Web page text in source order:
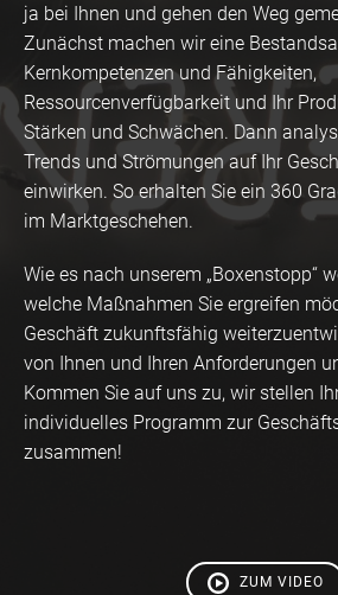
ja bei Ihnen und gehen den Weg
Zunächst machen wir eine
Kernkompetenzen und Fähigkeiten,
Ressourcenverfügbarkeit und Ihr
Stärken und Schwächen. Dann
Trends und Strömungen auf Ihr
einwirken. So erhalten Sie ein 360
im Marktgeschehen.
Wie es nach unserem „Boxenstopp“
welche Maßnahmen Sie ergreifen
Geschäft zukunftsfähig
von Ihnen und Ihren Anforderungen
Kommen Sie auf uns zu, wir stellen
individuelles Programm zur
zusammen!
ZUM VIDEO